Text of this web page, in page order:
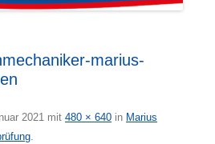
marius-
2021 mit 480 × 640 in Marius
.